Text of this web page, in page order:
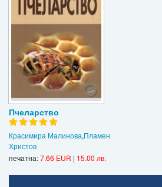
Ваучери
Промоции
Контакти
Вход
Регистрация
Пчеларство
Красимира Малинова,Пламен
Христов
печатна:7.66 EUR | 15.00 лв.